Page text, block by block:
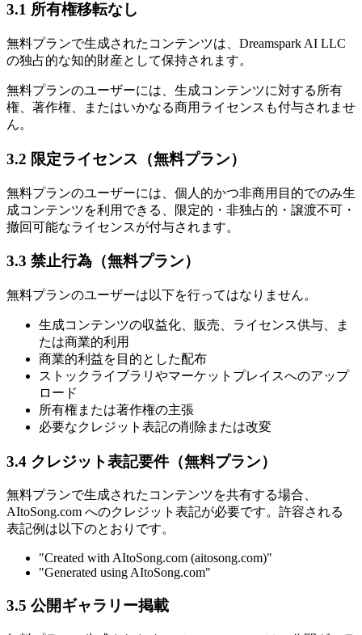
3.1 所有権移転なし
無料プランで生成されたコンテンツは、Dreamspark AI LLC
の独占的な知的財産として保持されます。
無料プランのユーザーには、生成コンテンツに対する所有
権、著作権、またはいかなる商用ライセンスも付与されませ
ん。
3.2 限定ライセンス（無料プラン）
無料プランのユーザーには、個人的かつ非商用目的でのみ生
成コンテンツを利用できる、限定的・非独占的・譲渡不可・
撤回可能なライセンスが付与されます。
3.3 禁止行為（無料プラン）
無料プランのユーザーは以下を行ってはなりません。
生成コンテンツの収益化、販売、ライセンス供与、ま
たは商業的利用
商業的利益を目的とした配布
ストックライブラリやマーケットプレイスへのアップ
ロード
所有権または著作権の主張
必要なクレジット表記の削除または改変
3.4 クレジット表記要件（無料プラン）
無料プランで生成されたコンテンツを共有する場合、
AItoSong.com へのクレジット表記が必要です。許容される
表記例は以下のとおりです。
"Created with AItoSong.com (aitosong.com)"
"Generated using AItoSong.com"
3.5 公開ギャラリー掲載